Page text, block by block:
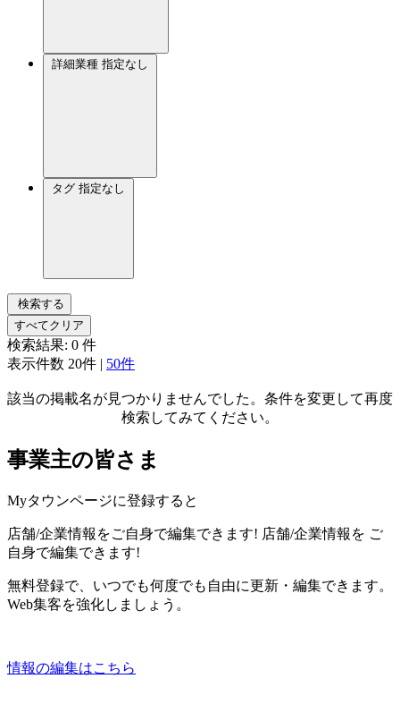
詳細業種 指定なし
タグ 指定なし
検索する
すべてクリア
検索結果: 0 件
表示件数 20件 | 50件
該当の掲載名が見つかりませんでした。条件を変更して再度
検索してみてください。
事業主の皆さま
Myタウンページに登録すると
店舗/企業情報をご自身で編集できます! 店舗/企業情報を ご
自身で編集できます!
無料登録で、いつでも何度でも自由に更新・編集できます。
Web集客を強化しましょう。
情報の編集はこちら